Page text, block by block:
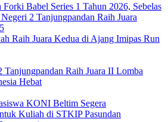
Babel Series 1 Tahun 2026, Sebelas
2 Tanjungpandan Raih Juara
Raih Juara Kedua di Ajang Imipas Run
Raih Juara II Lomba
Hebat
KONI Beltim Segera
Kuliah di STKIP Pasundan